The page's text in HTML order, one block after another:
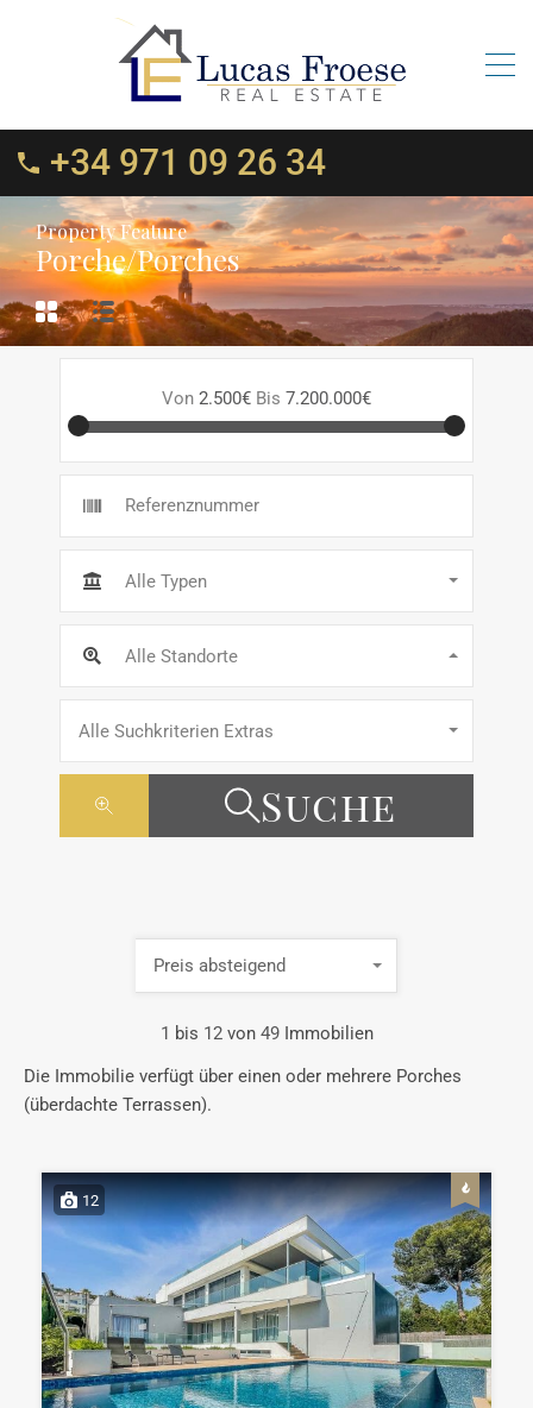
+34 971 09 26 34
Property Feature
Porche/Porches
Von 2.500€ Bis 7.200.000€
Alle Typen
Alle Standorte
Alle Suchkriterien Extras
Suche
1 bis 12 von 49 Immobilien
Preis absteigend
Die Immobilie verfügt über einen oder mehrere Porches
(überdachte Terrassen).
12